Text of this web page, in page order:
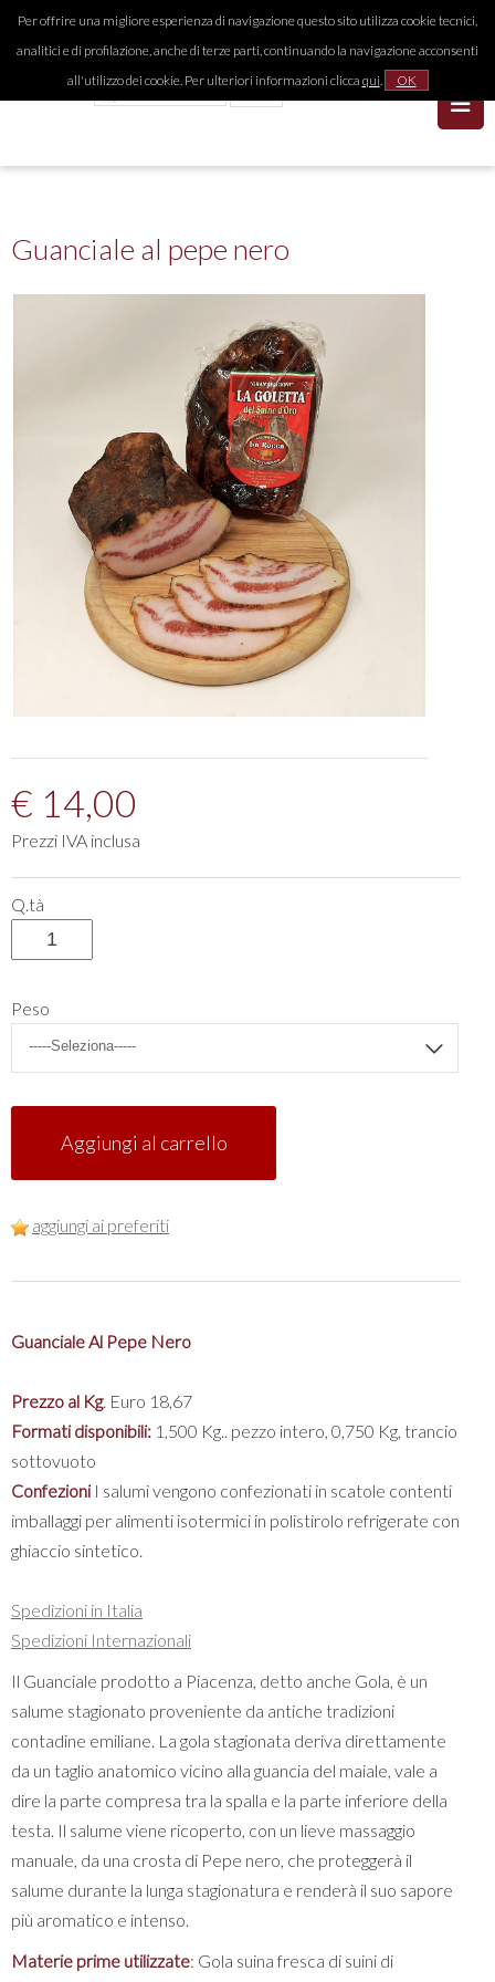
Per offrire una migliore esperienza di navigazione questo sito utilizza cookie tecnici,
analitici e di profilazione, anche di terze parti, continuando la navigazione acconsenti
all'utilizzo dei cookie. Per ulteriori informazioni clicca qui. OK
Guanciale al pepe nero
€ 14,00
Prezzi IVA inclusa
Q.tà
Peso
Aggiungi al carrello
aggiungi ai preferiti
Guanciale Al Pepe Nero
Prezzo al Kg. Euro 18,67
Formati disponibili: 1,500 Kg.. pezzo intero, 0,750 Kg, trancio
sottovuoto
ConfezioniI salumi vengono confezionati in scatole contenti
imballaggi per alimenti isotermici in polistirolo refrigerate con
ghiaccio sintetico.
Spedizioni in Italia
Spedizioni Internazionali
Il Guanciale prodotto a Piacenza, detto anche Gola, è un
salume stagionato proveniente da antiche tradizioni
contadine emiliane. La gola stagionata deriva direttamente
da un taglio anatomico vicino alla guancia del maiale, vale a
dire la parte compresa tra la spalla e la parte inferiore della
testa. Il salume viene ricoperto, con un lieve massaggio
manuale, da una crosta di Pepe nero, che proteggerà il
salume durante la lunga stagionatura e renderà il suo sapore
più aromatico e intenso.
Materie prime utilizzate: Gola suina fresca di suini di